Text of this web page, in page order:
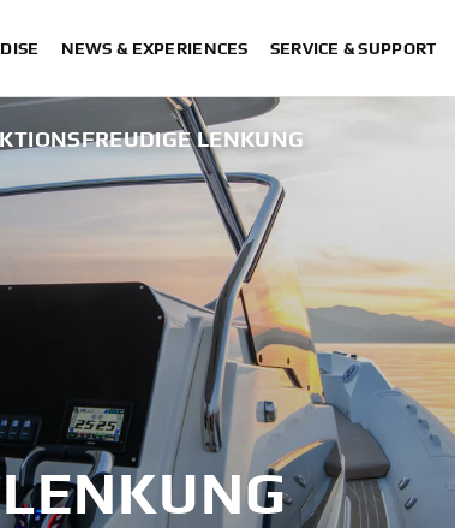
NEWS & EXPERIENCES SERVICE & SUPPORT
LENKUNG